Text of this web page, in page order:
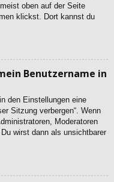
oben auf der Seite
klickst. Dort kannst du
Benutzername in
den Einstellungen eine
Sitzung verbergen“. Wenn
Moderatoren
wirst dann als unsichtbarer